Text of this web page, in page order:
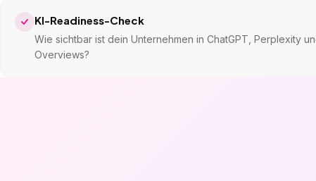
KI-Readiness-Check
Wie sichtbar ist dein Unternehmen in ChatGPT, Perplexity
Overviews?